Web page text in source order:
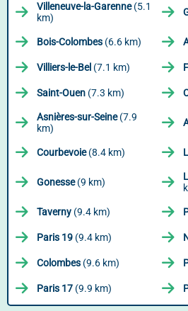
Villeneuve-la-Garenne(5.1
km)
Bois-Colombes (6.6 km)
Villiers-le-Bel (7.1 km)
Saint-Ouen (7.3 km)
Asnières-sur-Seine(7.9
km)
Courbevoie(8.4 km)
Gonesse(9 km)
Taverny (9.4 km)
Paris 19 (9.4 km)
Colombes (9.6 km)
Paris 17 (9.9 km)